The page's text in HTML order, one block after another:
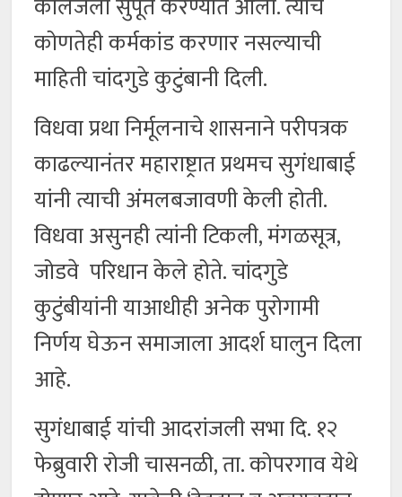
काॅलेजला सुपूर्त करण्यात आला. त्यांचे
कोणतेही कर्मकांड करणार नसल्याची
माहिती चांदगुडे कुटुंबानी दिली.
विधवा प्रथा निर्मूलनाचे शासनाने परीपत्रक
काढल्यानंतर महाराष्ट्रात प्रथमच सुगंधाबाई
यांनी त्याची अंमलबजावणी केली होती.
विधवा असुनही त्यांनी टिकली, मंगळसूत्र,
जोडवे परिधान केले होते. चांदगुडे
कुटुंबीयांनी याआधीही अनेक पुरोगामी
निर्णय घेऊन समाजाला आदर्श घालुन दिला
आहे.
सुगंधाबाई यांची आदरांजली सभा दि. १२
फेब्रुवारी रोजी चासनळी, ता. कोपरगाव येथे